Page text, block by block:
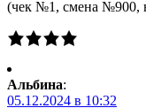
(чек №1, смена №900,
Альбина:
05.12.2024 в 10:32